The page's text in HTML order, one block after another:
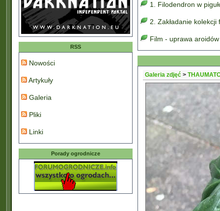
RSS
Nowości
Artykuły
Galeria
Pliki
Linki
Porady ogrodnicze
1. Filodendron w
2. Zakładanie
Film - uprawa
Galeria zdjęć >